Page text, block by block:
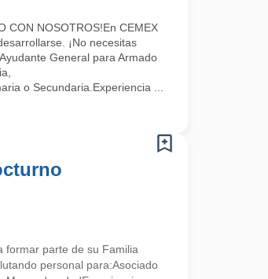
carbonatadas, así como garrafones de agua en
CON NOSOTROS!En CEMEX
¡No necesitas
General para Armado
o Secundaria.Experiencia ...
formar parte de su Familia
personal para:Asociado